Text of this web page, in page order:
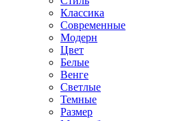
Классика
Современные
Модерн
Цвет
Белые
Венге
Светлые
Темные
Размер